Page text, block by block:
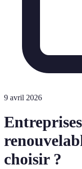
9 avril 2026
choisir ?